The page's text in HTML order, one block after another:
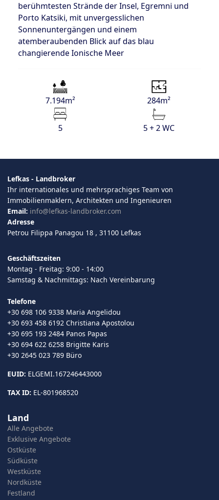
berühmtesten Strände der Insel, Egremni und
Porto Katsiki, mit unvergesslichen
Sonnenuntergängen und einem
atemberaubenden Blick auf das blau
changierende Ionische Meer
7.194m² 284m²
5 5 + 2 WC
Lefkas - Landbroker
Ihr internationales und mehrsprachiges Team von
Immobilienmaklern, Architekten und Ingenieuren
Email: info@lefkas-landbroker.com
Adresse
Petrou Filippa Panagou 18 , 31100 Lefkas
Geschäftszeiten
Montag - Freitag: 9:00 - 14:00
Samstag & Nachmittags: Nach Vereinbarung
Telefone
+30 698 106 9338 Maria Angelidou
+30 693 458 6192 Christiana Apostolou
+30 695 193 2484 Panos Papas
+30 694 622 6258 Brigitte Karis
+30 2645 023 789 Büro
EUID: ELGEMI.167246443000
TAX ID: EL-801968520
Land
Alle Angebote
Exklusive Angebote
Ostküste
Südküste
Westküste
Nordküste
Festland